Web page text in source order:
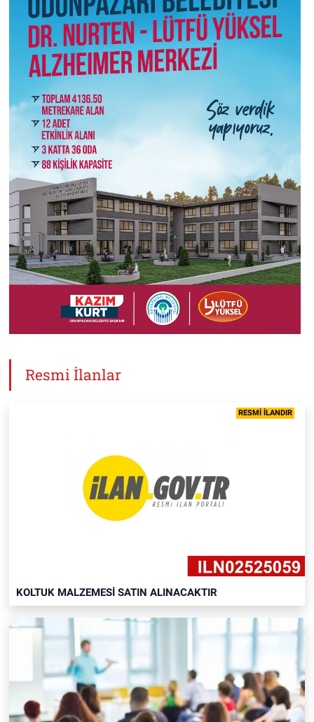
Resmi İlanlar
RESMİ İLANDIR
KOLTUK MALZEMESİ SATIN ALINACAKTIR
ESKİŞEHİR NÖBETÇİ ECZANELER
Eskişehir Haber İçerikleri
Eskişehir Hava Durumu
Eskişehir Tramvay Saatleri
Eskişehir Otobüs Saatleri